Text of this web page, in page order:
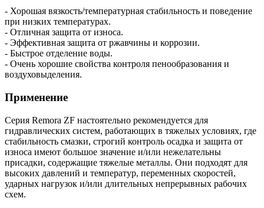
- Хорошая вязкость/температурная стабильность и поведение
при низких температурах.
- Отличная защита от износа.
- Эффективная защита от ржавчины и коррозии.
- Быстрое отделение воды.
- Очень хорошие свойства контроля пенообразования и
воздуховыделения.
Применение
Серия Remora ZF настоятельно рекомендуется для
гидравлических систем, работающих в тяжелых условиях, где
стабильность смазки, строгий контроль осадка и защита от
износа имеют большое значение и/или нежелательны
присадки, содержащие тяжелые металлы. Они подходят для
высоких давлений и температур, переменных скоростей,
ударных нагрузок и/или длительных непрерывных рабочих
схем.